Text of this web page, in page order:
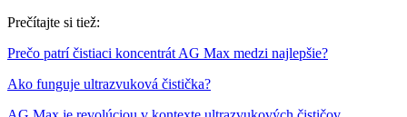
Prečítajte si tiež:
Prečo patrí čistiaci koncentrát AG Max medzi najlepšie?
Ako funguje ultrazvuková čistička?